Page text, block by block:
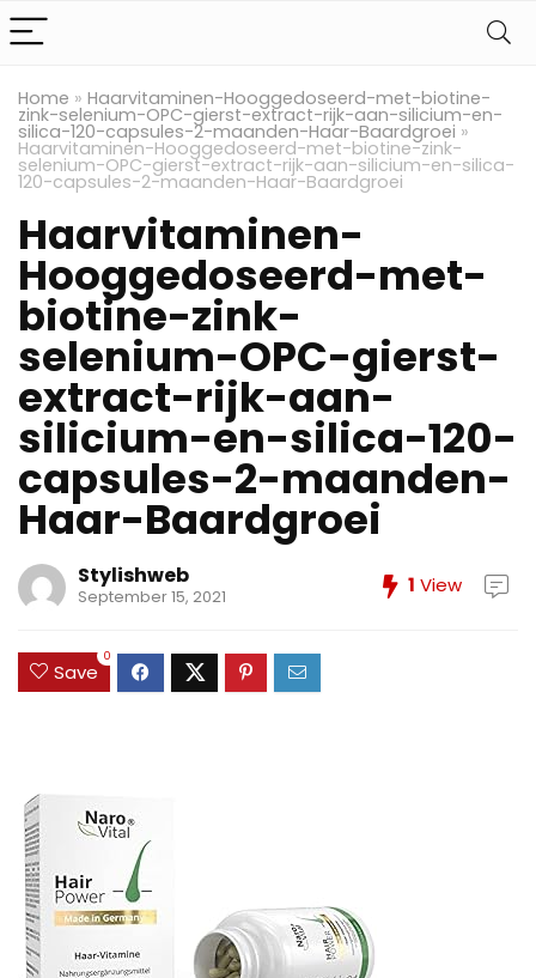
Home » Haarvitaminen-Hooggedoseerd-met-biotine-
zink-selenium-OPC-gierst-extract-rijk-aan-silicium-en-
silica-120-capsules-2-maanden-Haar-Baardgroei »
Haarvitaminen-Hooggedoseerd-met-biotine-zink-
selenium-OPC-gierst-extract-rijk-aan-silicium-en-silica-
120-capsules-2-maanden-Haar-Baardgroei
Haarvitaminen-
Hooggedoseerd-met-
biotine-zink-
selenium-OPC-gierst-
extract-rijk-aan-
silicium-en-silica-120-
capsules-2-maanden-
Haar-Baardgroei
Stylishweb
September 15, 2021 1 View
Save
0